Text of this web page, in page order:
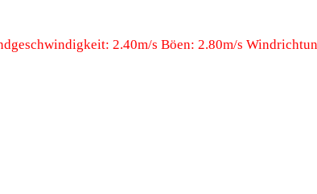
2.40m/s Böen: 2.80m/s